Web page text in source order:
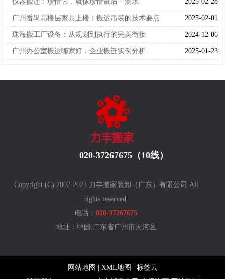
2025-02-01
广州番禺高楼层家具上楼：搬运吊装的技术要点
2024-12-06
珠海搬工厂设备：从规划到执行的完美衔接
2025-01-23
广州办公室搬运哪家好：企业搬迁实例分析
020-37267675（10线）
Copyright (C) 2002-2023 力丰搬家装卸（广东）有限公司 All
rights reserved.
电话：020-37267675
地址：中国.广东省广州市天河区
网站地图 XML地图
标签云